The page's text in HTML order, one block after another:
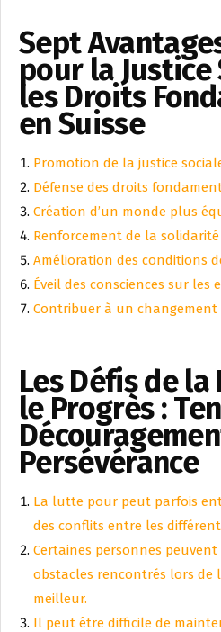
Sept
pour la
les Droits
en Suisse
Promotion de la justice
Défense des droits
Création d’un monde plus
Renforcement de la
Amélioration des conditions
Éveil des consciences sur les
Contribuer à un
Les Défis de
le Progrès :
Persévérance
La lutte pour peut parfois
des conflits entre les
Certaines personnes
obstacles rencontrés lors
meilleur.
Il peut être difficile de